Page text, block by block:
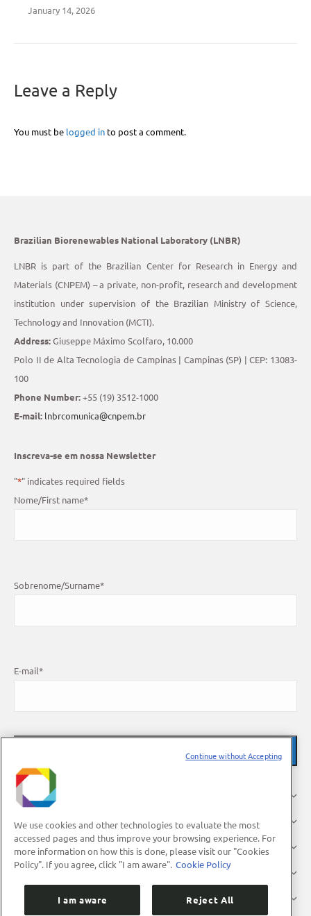
January 14, 2026
Leave a Reply
You must be logged in to post a comment.
Brazilian Biorenewables National Laboratory (LNBR)
LNBR is part of the Brazilian Center for Research in Energy and
Materials (CNPEM) – a private, non-profit, research and development
institution under supervision of the Brazilian Ministry of Science,
Technology and Innovation (MCTI).
Address:Giuseppe Máximo Scolfaro, 10.000
Polo II de Alta Tecnologia de Campinas | Campinas (SP) | CEP: 13083-
100
Phone Number:+55 (19) 3512-1000
E-mail: lnbrcomunica@cnpem.br
Inscreva-se em nossa Newsletter
"*" indicates required fields
Nome/First name*
Sobrenome/Surname*
E-mail*
About Us
Research
Industry
Users
We use cookies and other technologies to evaluate the most
accessed pages and thus improve your browsing experience. For
more information on how this is done, please visit our "Cookies
Policy". If you agree, click "I am aware". Cookie Policy
I am aware Reject All
Continue without Accepting